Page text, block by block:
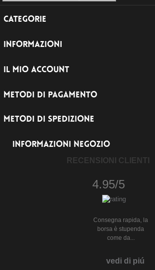
CATEGORIE
INFORMAZIONI
IL MIO ACCOUNT
METODI DI PAGAMENTO
METODI DI SPEDIZIONE
INFORMAZIONI NEGOZIO
RECENSIONI CLIENTI
4.95/5
Consegna rapida, la
borsa è stupenda
come da...
vedi di piú